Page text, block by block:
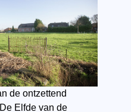
de ontzettend
Elfde van de